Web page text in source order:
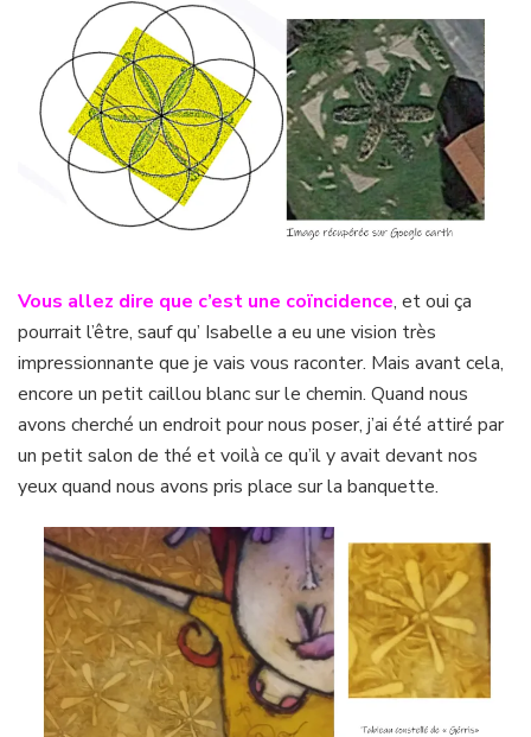
Vous allez dire que c’est une coïncidence, et oui ça
pourrait l’être, sauf qu’ Isabelle a eu une vision très
impressionnante que je vais vous raconter. Mais avant cela,
encore un petit caillou blanc sur le chemin. Quand nous
avons cherché un endroit pour nous poser, j’ai été attiré par
un petit salon de thé et voilà ce qu’il y avait devant nos
yeux quand nous avons pris place sur la banquette.